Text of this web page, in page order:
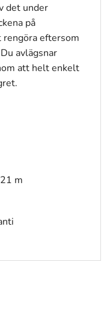
det under
på
rengöra eftersom
avlägsnar
att helt enkelt
m